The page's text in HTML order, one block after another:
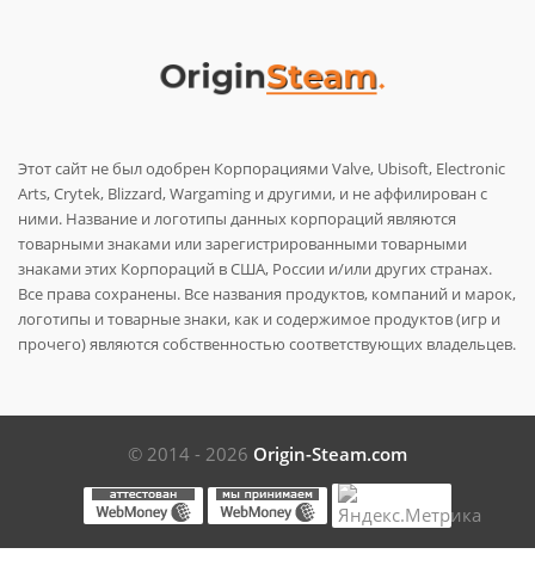
Этот сайт не был одобрен Корпорациями Valve, Ubisoft, Electronic
Arts, Crytek, Blizzard, Wargaming и другими, и не аффилирован с
ними. Название и логотипы данных корпораций являются
товарными знаками или зарегистрированными товарными
знаками этих Корпораций в США, России и/или других странах.
Все права сохранены. Все названия продуктов, компаний и марок,
логотипы и товарные знаки, как и содержимое продуктов (игр и
прочего) являются собственностью соответствующих владельцев.
© 2014 - 2026 Origin-Steam.com